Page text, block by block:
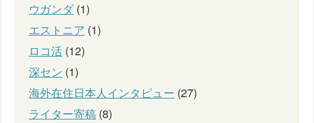
ウガンダ(1)
エストニア (1)
ロコ活 (12)
深セン (1)
海外在住日本人インタビュー (27)
ライター寄稿 (8)